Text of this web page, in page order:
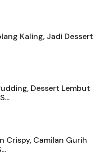
Kaling, Jadi Dessert
Dessert Lembut
Crispy, Camilan Gurih